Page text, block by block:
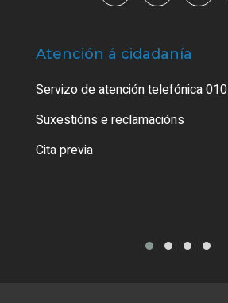
Atención á cidadanía
Servizo de atención telefónica 010
Suxestións e reclamacións
Cita previa